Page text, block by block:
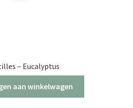
– Eucalyptus
aan winkelwagen